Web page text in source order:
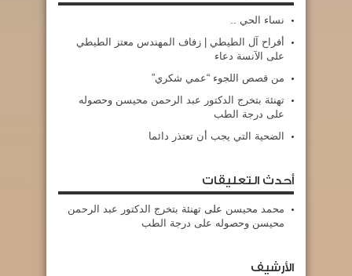
نساء الحي ..
أفراح آل الطيطي | زفاف المهندس معتز الطيطي
على الآنسة دعاء
من قصص اللجوء “عمي شكري”
تهنئة بتخرج الدكتور عبد الرحمن محيسن وحصوله
على درجة الطب
الضحية التي يجب أن تعتذر دائما
أحدث التعليقات
محمد محيسن على تهنئة بتخرج الدكتور عبد الرحمن
محيسن وحصوله على درجة الطب
الأرشيف